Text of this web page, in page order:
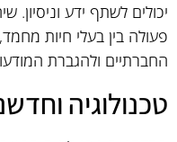
יכולים לשתף ידע וניסיון.
פעולה בין בעלי חיות
החברתיים ולהגברת
טכנולוגיה